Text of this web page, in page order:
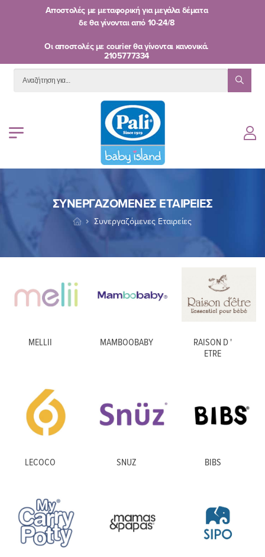
Αποστολές με μεταφορική για μεγάλα δέματα
δε θα γίνονται από 10-24/8
Oι αποστολές με courier θα γίνονται κανονικά.
2105777334
ΣΥΝΕΡΓΑΖΌΜΕΝΕΣ ΕΤΑΙΡΕΊΕΣ
Συνεργαζόμενες Εταιρείες
MELLII MAMBOOBABY
RAISON D '
ETRE
LECOCO SNUZ BIBS